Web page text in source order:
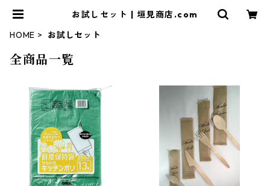
お試しセット | 垣見商店.com
HOME
お試しセット
全商品一覧